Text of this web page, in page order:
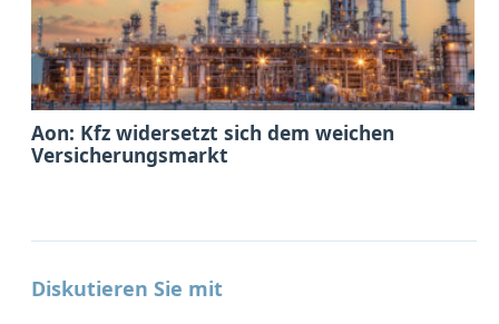
Aon: Kfz widersetzt sich dem weichen
Versicherungsmarkt
Diskutieren Sie mit